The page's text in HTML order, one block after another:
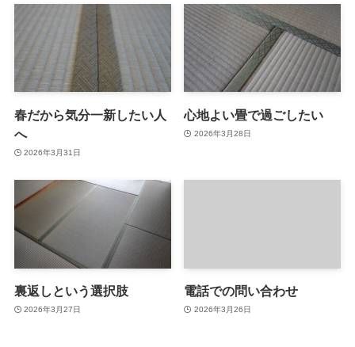
春だから気分一新したい人
へ
2026年3月31日
心地よい畳で過ごしたい
2026年3月28日
裏返しという選択肢
2026年3月27日
電話での問い合わせ
2026年3月26日